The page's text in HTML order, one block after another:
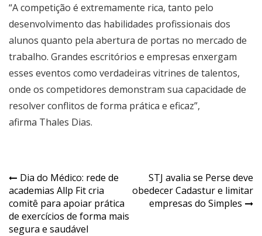
“A competição é extremamente rica, tanto pelo
desenvolvimento das habilidades profissionais dos
alunos quanto pela abertura de portas no mercado de
trabalho. Grandes escritórios e empresas enxergam
esses eventos como verdadeiras vitrines de talentos,
onde os competidores demonstram sua capacidade de
resolver conflitos de forma prática e eficaz”,
afirma Thales Dias.
Navegação
de
Post
Dia do Médico: rede de
academias Allp Fit cria
comitê para apoiar prática
de exercícios de forma mais
segura e saudável
STJ avalia se Perse deve
obedecer Cadastur e limitar
empresas do Simples